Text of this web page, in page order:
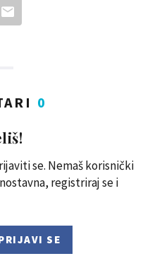
0
se. Nemaš korisnički
registriraj se i
SE